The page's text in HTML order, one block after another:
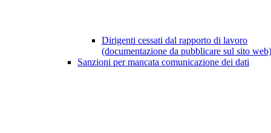
Dirigenti cessati dal rapporto di lavoro
(documentazione da pubblicare sul sito
Sanzioni per mancata comunicazione dei dati